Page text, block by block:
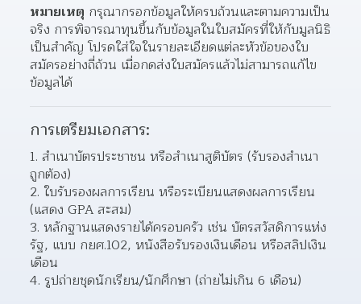
หมายเหตุ กรุณากรอกข้อมูลให้ครบถ้วนและตามความเป็น
จริง การพิจารณาทุนขึ้นกับข้อมูลในใบสมัครที่ให้กับมูลนิธิ
เป็นสำคัญ โปรดใส่ใจในรายละเอียดแต่ละหัวข้อของใบ
สมัครอย่างถี่ถ้วน เมื่อกดส่งใบสมัครแล้วไม่สามารถแก้ไข
ข้อมูลได้
การเตรียมเอกสาร:
สำเนาบัตรประชาชน หรือสำเนาสูติบัตร (รับรองสำเนา
ถูกต้อง)
2. ใบรับรองผลการเรียน หรือระเบียนแสดงผลการเรียน
(แสดง GPA สะสม)
3. หลักฐานแสดงรายได้ครอบครัว เช่น บัตรสวัสดิการแห่ง
รัฐ, แบบ กยศ.102, หนังสือรับรองเงินเดือน หรือสลิปเงิน
เดือน
4. รูปถ่ายชุดนักเรียน/นักศึกษา (ถ่ายไม่เกิน 6 เดือน)